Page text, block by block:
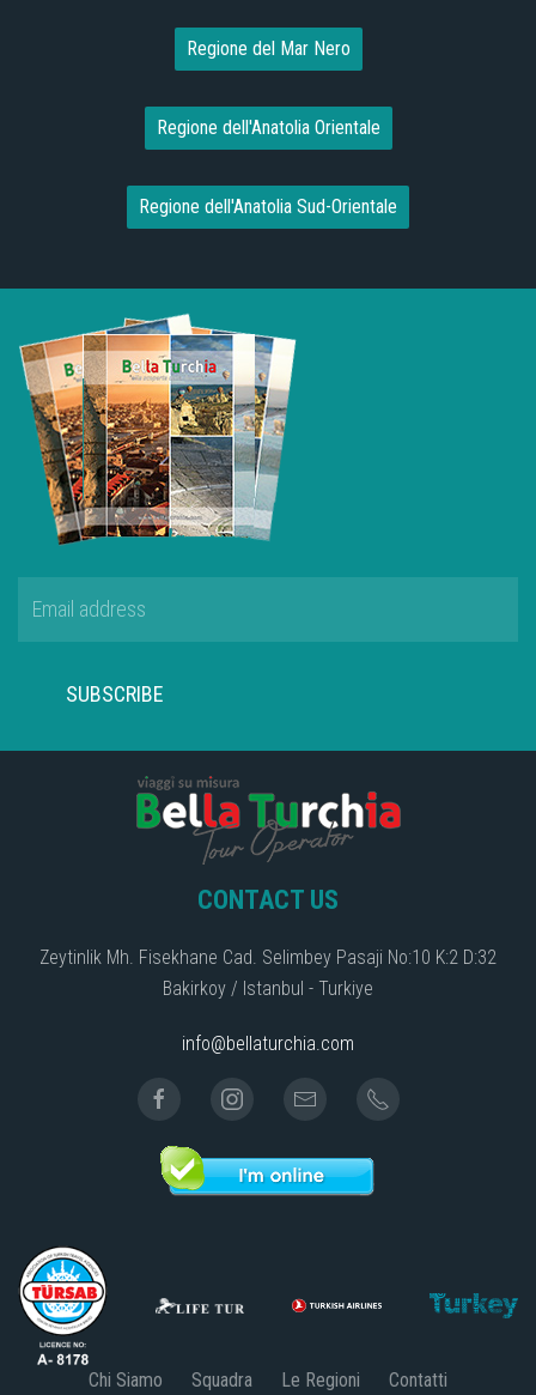
Regione del Mar Nero
Regione dell'Anatolia Orientale
Regione dell'Anatolia Sud-Orientale
SUBSCRIBE
CONTACT US
Zeytinlik Mh. Fisekhane Cad. Selimbey Pasaji No:10 K:2 D:32
Bakirkoy / Istanbul - Turkiye
info@bellaturchia.com
Chi Siamo Squadra Le Regioni Contatti